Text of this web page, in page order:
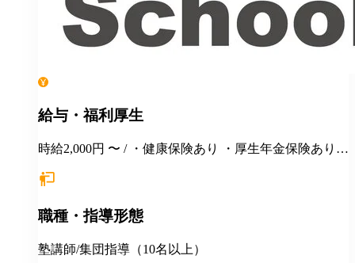
給与・福利厚生
時給2,000円 〜 / ・健康保険あり ・厚生年金保険あり
社会保険・雇用保険加入対象
職種・指導形態
塾講師/集団指導（10名以上）